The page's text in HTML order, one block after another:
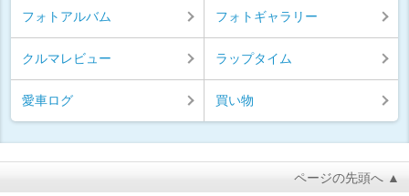
フォトアルバム フォトギャラリー
クルマレビュー ラップタイム
愛車ログ 買い物
ページの先頭へ ▲